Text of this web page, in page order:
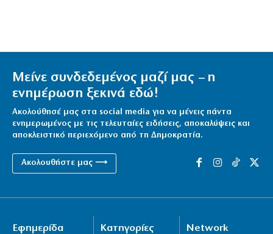
Μείνε συνδεδεμένος μαζί μας – η
ενημέρωση ξεκινά εδώ!
Ακολούθησέ μας στα social media για να μένεις πάντα
ενημερωμένος με τις τελευταίες ειδήσεις, αποκαλύψεις και
αποκλειστικό περιεχόμενο από τη Δημοκρατία.
Ακολουθήστε μας ⟶
Εφημερίδα
Κατηγορίες Network